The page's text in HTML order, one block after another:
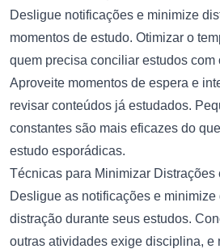
Desligue notificações e minimize
momentos de estudo. Otimizar o
quem precisa conciliar estudos com
Aproveite momentos de espera e
revisar conteúdos já estudados.
constantes são mais eficazes do
estudo esporádicas.
Técnicas para Minimizar Distrações
Desligue as notificações e
distração durante seus estudos.
outras atividades exige disciplina, e